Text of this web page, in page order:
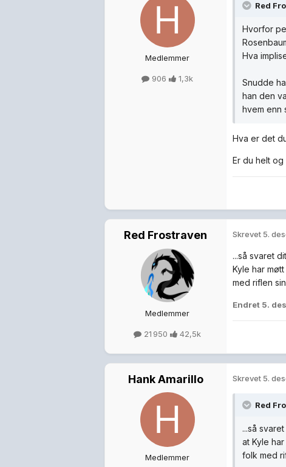
Medlemmer
906 1,3k
Red
Hvorfor
Hva
Snudde
han den
hvem enn
Hva er det
Er du helt
Red Frostraven
Medlemmer
21 950 42,5k
Skrevet 5.
...så svaret
Kyle har
med riflen
Endret 5.
Hank Amarillo
Medlemmer
Skrevet 5.
Red
...så
at Kyle
folk med